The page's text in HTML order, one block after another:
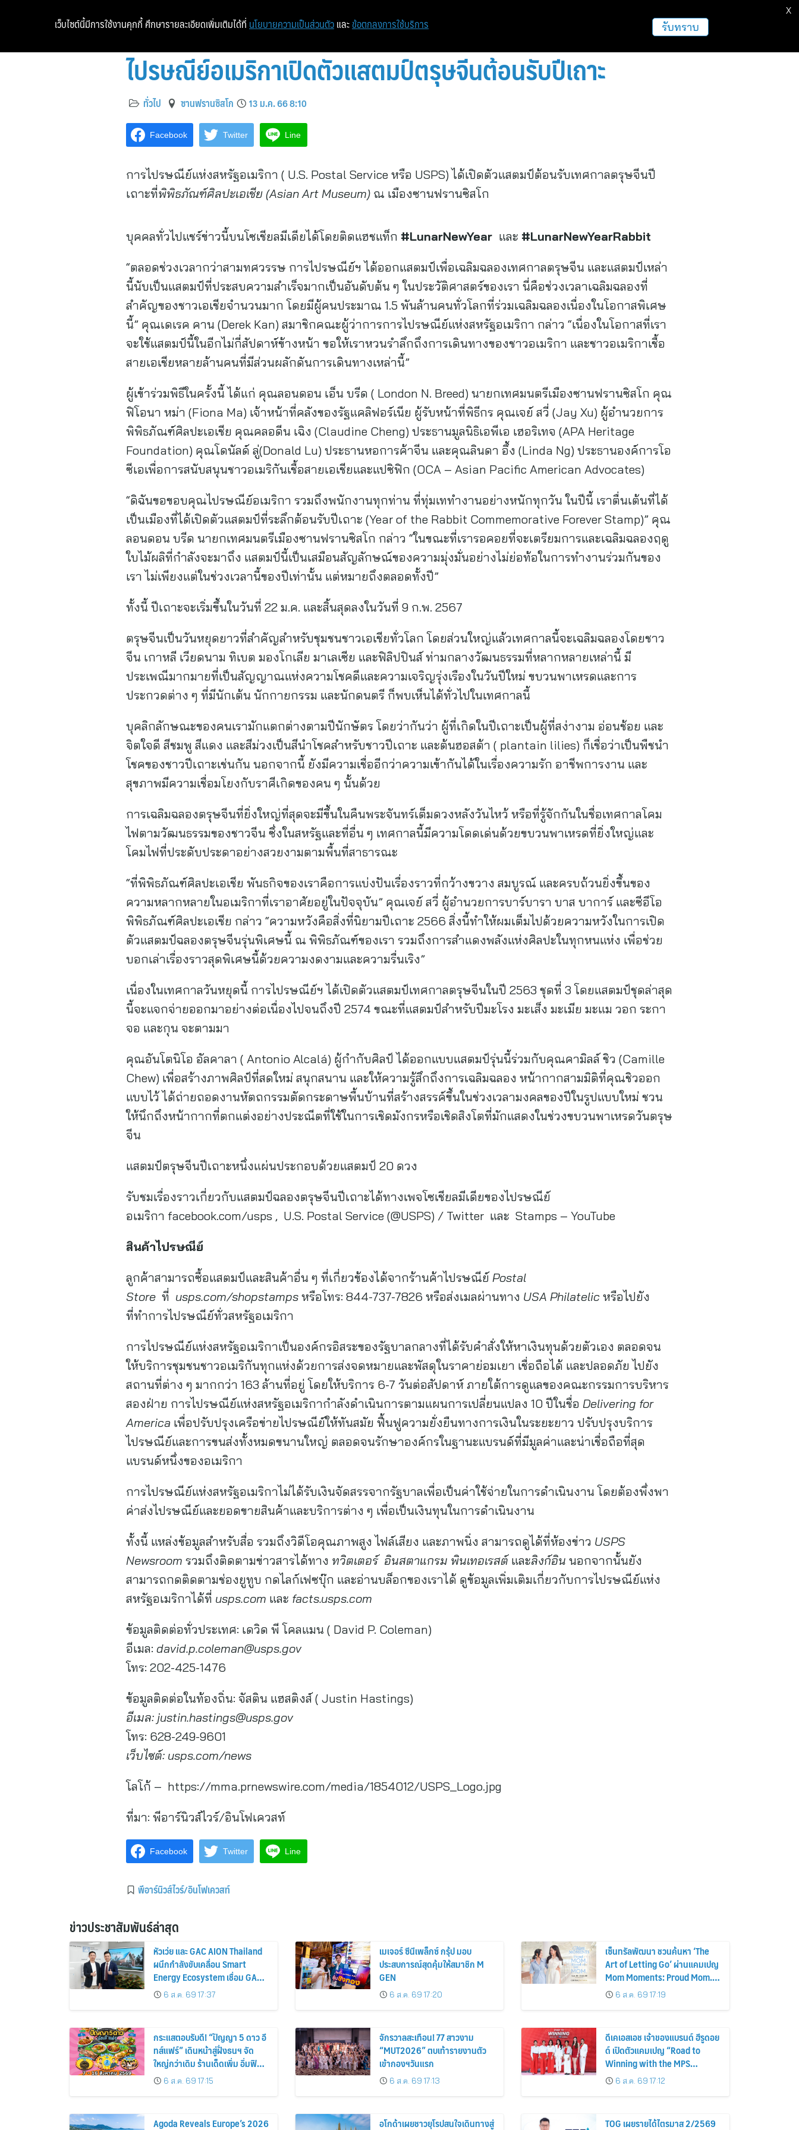
ไปรษณีย์อเมริกาเปิดตัวแสตมป์ตรุษจีนต้อนรับปีเถาะ
ทั่วไป ซานฟรานซิสโก 13 ม.ค. 66 8:10
Facebook Twitter Line
การไปรษณีย์แห่งสหรัฐอเมริกา ( U.S. Postal Service หรือ USPS) ได้เปิดตัวแสตมป์ต้อนรับเทศกาลตรุษจีนปี
เถาะที่พิพิธภัณฑ์ศิลปะเอเชีย (Asian Art Museum) ณ เมืองซานฟรานซิสโก
บุคคลทั่วไปแชร์ข่าวนี้บนโซเชียลมีเดียได้โดยติดแฮชแท็ก #LunarNewYear และ #LunarNewYearRabbit
“ตลอดช่วงเวลากว่าสามทศวรรษ การไปรษณีย์ฯ ได้ออกแสตมป์เพื่อเฉลิมฉลองเทศกาลตรุษจีน และแสตมป์เหล่า
นี้นับเป็นแสตมป์ที่ประสบความสำเร็จมากเป็นอันดับต้น ๆ ในประวัติศาสตร์ของเรา นี่คือช่วงเวลาเฉลิมฉลองที่
สำคัญของชาวเอเชียจำนวนมาก โดยมีผู้คนประมาณ 1.5 พันล้านคนทั่วโลกที่ร่วมเฉลิมฉลองเนื่องในโอกาสพิเศษ
นี้” คุณเดเรค คาน (Derek Kan) สมาชิกคณะผู้ว่าการการไปรษณีย์แห่งสหรัฐอเมริกา กล่าว “เนื่องในโอกาสที่เรา
จะใช้แสตมป์นี้ในอีกไม่กี่สัปดาห์ข้างหน้า ขอให้เราหวนรำลึกถึงการเดินทางของชาวอเมริกา และชาวอเมริกาเชื้อ
สายเอเชียหลายล้านคนที่มีส่วนผลักดันการเดินทางเหล่านี้”
ผู้เข้าร่วมพิธีในครั้งนี้ ได้แก่ คุณลอนดอน เอ็น บรีด ( London N. Breed) นายกเทศมนตรีเมืองซานฟรานซิสโก คุณ
ฟิโอนา หม่า (Fiona Ma) เจ้าหน้าที่คลังของรัฐแคลิฟอร์เนีย ผู้รับหน้าที่พิธีกร คุณเจย์ สวี่ (Jay Xu) ผู้อำนวยการ
พิพิธภัณฑ์ศิลปะเอเชีย คุณคลอดีน เฉิง (Claudine Cheng) ประธานมูลนิธิเอพีเอ เฮอริเทจ (APA Heritage
Foundation) คุณโดนัลด์ ลู่(Donald Lu) ประธานหอการค้าจีน และคุณลินดา อึ้ง (Linda Ng) ประธานองค์การโอ
ซีเอเพื่อการสนับสนุนชาวอเมริกันเชื้อสายเอเชียและแปซิฟิก (OCA – Asian Pacific American Advocates)
“ดิฉันขอขอบคุณไปรษณีย์อเมริกา รวมถึงพนักงานทุกท่าน ที่ทุ่มเททำงานอย่างหนักทุกวัน ในปีนี้ เราตื่นเต้นที่ได้
เป็นเมืองที่ได้เปิดตัวแสตมป์ที่ระลึกต้อนรับปีเถาะ (Year of the Rabbit Commemorative Forever Stamp)” คุณ
ลอนดอน บรีด นายกเทศมนตรีเมืองซานฟรานซิสโก กล่าว “ในขณะที่เรารอคอยที่จะเตรียมการและเฉลิมฉลองฤดู
ใบไม้ผลิที่กำลังจะมาถึง แสตมป์นี้เป็นเสมือนสัญลักษณ์ของความมุ่งมั่นอย่างไม่ย่อท้อในการทำงานร่วมกันของ
เรา ไม่เพียงแต่ในช่วงเวลานี้ของปีเท่านั้น แต่หมายถึงตลอดทั้งปี”
ทั้งนี้ ปีเถาะจะเริ่มขึ้นในวันที่ 22 ม.ค. และสิ้นสุดลงในวันที่ 9 ก.พ. 2567
ตรุษจีนเป็นวันหยุดยาวที่สำคัญสำหรับชุมชนชาวเอเชียทั่วโลก โดยส่วนใหญ่แล้วเทศกาลนี้จะเฉลิมฉลองโดยชาว
จีน เกาหลี เวียดนาม ทิเบต มองโกเลีย มาเลเซีย และฟิลิปปินส์ ท่ามกลางวัฒนธรรมที่หลากหลายเหล่านี้ มี
ประเพณีมากมายที่เป็นสัญญาณแห่งความโชคดีและความเจริญรุ่งเรืองในวันปีใหม่ ขบวนพาเหรดและการ
ประกวดต่าง ๆ ที่มีนักเต้น นักกายกรรม และนักดนตรี ก็พบเห็นได้ทั่วไปในเทศกาลนี้
บุคลิกลักษณะของคนเรามักแตกต่างตามปีนักษัตร โดยว่ากันว่า ผู้ที่เกิดในปีเถาะเป็นผู้ที่สง่างาม อ่อนช้อย และ
จิตใจดี สีชมพู สีแดง และสีม่วงเป็นสีนำโชคสำหรับชาวปีเถาะ และต้นฮอสต้า ( plantain lilies) ก็เชื่อว่าเป็นพืชนำ
โชคของชาวปีเถาะเช่นกัน นอกจากนี้ ยังมีความเชื่ออีกว่าความเข้ากันได้ในเรื่องความรัก อาชีพการงาน และ
สุขภาพมีความเชื่อมโยงกับราศีเกิดของคน ๆ นั้นด้วย
การเฉลิมฉลองตรุษจีนที่ยิ่งใหญ่ที่สุดจะมีขึ้นในคืนพระจันทร์เต็มดวงหลังวันไหว้ หรือที่รู้จักกันในชื่อเทศกาลโคม
ไฟตามวัฒนธรรมของชาวจีน ซึ่งในสหรัฐและที่อื่น ๆ เทศกาลนี้มีความโดดเด่นด้วยขบวนพาเหรดที่ยิ่งใหญ่และ
โคมไฟที่ประดับประดาอย่างสวยงามตามพื้นที่สาธารณะ
“ที่พิพิธภัณฑ์ศิลปะเอเชีย พันธกิจของเราคือการแบ่งปันเรื่องราวที่กว้างขวาง สมบูรณ์ และครบถ้วนยิ่งขึ้นของ
ความหลากหลายในอเมริกาที่เราอาศัยอยู่ในปัจจุบัน” คุณเจย์ สวี่ ผู้อำนวยการบาร์บารา บาส บาการ์ และซีอีโอ
พิพิธภัณฑ์ศิลปะเอเชีย กล่าว “ความหวังคือสิ่งที่นิยามปีเถาะ 2566 สิ่งนี้ทำให้ผมเต็มไปด้วยความหวังในการเปิด
ตัวแสตมป์ฉลองตรุษจีนรุ่นพิเศษนี้ ณ พิพิธภัณฑ์ของเรา รวมถึงการสำแดงพลังแห่งศิลปะในทุกหนแห่ง เพื่อช่วย
บอกเล่าเรื่องราวสุดพิเศษนี้ด้วยความงดงามและความรื่นเริง”
เนื่องในเทศกาลวันหยุดนี้ การไปรษณีย์ฯ ได้เปิดตัวแสตมป์เทศกาลตรุษจีนในปี 2563 ชุดที่ 3 โดยแสตมป์ชุดล่าสุด
นี้จะแจกจ่ายออกมาอย่างต่อเนื่องไปจนถึงปี 2574 ขณะที่แสตมป์สำหรับปีมะโรง มะเส็ง มะเมีย มะแม วอก ระกา
จอ และกุน จะตามมา
คุณอันโตนิโอ อัลคาลา ( Antonio Alcalá) ผู้กำกับศิลป์ ได้ออกแบบแสตมป์รุ่นนี้ร่วมกับคุณคามิลล์ ชิว (Camille
Chew) เพื่อสร้างภาพศิลป์ที่สดใหม่ สนุกสนาน และให้ความรู้สึกถึงการเฉลิมฉลอง หน้ากากสามมิติที่คุณชิวออก
แบบไว้ ได้ถ่ายถอดงานหัตถกรรมตัดกระดาษพื้นบ้านที่สร้างสรรค์ขึ้นในช่วงเวลามงคลของปีในรูปแบบใหม่ ชวน
ให้นึกถึงหน้ากากที่ตกแต่งอย่างประณีตที่ใช้ในการเชิดมังกรหรือเชิดสิงโตที่มักแสดงในช่วงขบวนพาเหรดวันตรุษ
จีน
แสตมป์ตรุษจีนปีเถาะหนึ่งแผ่นประกอบด้วยแสตมป์ 20 ดวง
รับชมเรื่องราวเกี่ยวกับแสตมป์ฉลองตรุษจีนปีเถาะได้ทางเพจโซเชียลมีเดียของไปรษณีย์
อเมริกา facebook.com/usps , U.S. Postal Service (@USPS) / Twitter และ Stamps – YouTube
สินค้าไปรษณีย์
ลูกค้าสามารถซื้อแสตมป์และสินค้าอื่น ๆ ที่เกี่ยวข้องได้จากร้านค้าไปรษณีย์ Postal
Store ที่ usps.com/shopstamps หรือโทร: 844-737-7826 หรือส่งเมลผ่านทาง USA Philatelic หรือไปยัง
ที่ทำการไปรษณีย์ทั่วสหรัฐอเมริกา
การไปรษณีย์แห่งสหรัฐอเมริกาเป็นองค์กรอิสระของรัฐบาลกลางที่ได้รับคำสั่งให้หาเงินทุนด้วยตัวเอง ตลอดจน
ให้บริการชุมชนชาวอเมริกันทุกแห่งด้วยการส่งจดหมายและพัสดุในราคาย่อมเยา เชื่อถือได้ และปลอดภัย ไปยัง
สถานที่ต่าง ๆ มากกว่า 163 ล้านที่อยู่ โดยให้บริการ 6-7 วันต่อสัปดาห์ ภายใต้การดูแลของคณะกรรมการบริหาร
สองฝ่าย การไปรษณีย์แห่งสหรัฐอเมริกากำลังดำเนินการตามแผนการเปลี่ยนแปลง 10 ปีในชื่อ Delivering for
America เพื่อปรับปรุงเครือข่ายไปรษณีย์ให้ทันสมัย ฟื้นฟูความยั่งยืนทางการเงินในระยะยาว ปรับปรุงบริการ
ไปรษณีย์และการขนส่งทั้งหมดขนานใหญ่ ตลอดจนรักษาองค์กรในฐานะแบรนด์ที่มีมูลค่าและน่าเชื่อถือที่สุด
แบรนด์หนึ่งของอเมริกา
การไปรษณีย์แห่งสหรัฐอเมริกาไม่ได้รับเงินจัดสรรจากรัฐบาลเพื่อเป็นค่าใช้จ่ายในการดำเนินงาน โดยต้องพึ่งพา
ค่าส่งไปรษณีย์และยอดขายสินค้าและบริการต่าง ๆ เพื่อเป็นเงินทุนในการดำเนินงาน
ทั้งนี้ แหล่งข้อมูลสำหรับสื่อ รวมถึงวิดีโอคุณภาพสูง ไฟล์เสียง และภาพนิ่ง สามารถดูได้ที่ห้องข่าว USPS
Newsroom รวมถึงติดตามข่าวสารได้ทาง ทวิตเตอร์ อินสตาแกรม พินเทอเรสต์และลิงก์อิน นอกจากนั้นยัง
สามารถกดติดตามช่องยูทูบ กดไลก์เฟซบุ๊ก และอ่านบล็อกของเราได้ ดูข้อมูลเพิ่มเติมเกี่ยวกับการไปรษณีย์แห่ง
สหรัฐอเมริกาได้ที่ usps.com และ facts.usps.com
ข้อมูลติดต่อทั่วประเทศ: เดวิด พี โคลแมน ( David P. Coleman)
อีเมล: david.p.coleman@usps.gov
โทร: 202-425-1476
ข้อมูลติดต่อในท้องถิ่น: จัสติน แฮสติงส์ ( Justin Hastings)
อีเมล: justin.hastings@usps.gov
โทร: 628-249-9601
เว็บไซต์: usps.com/news
โลโก้ – https://mma.prnewswire.com/media/1854012/USPS_Logo.jpg
ที่มา: พีอาร์นิวส์ไวร์/อินโฟเควสท์
Facebook Twitter Line
พีอาร์นิวส์ไวร์/อินโฟเควสท์
ข่าวประชาสัมพันธ์ล่าสุด
หัวเว่ย และ GAC AION Thailand
ผนึกกำลังขับเคลื่อน Smart
Energy Ecosystem เชื่อม GAC
GN8 PHEV รถยนต์ MPV ระดับ
พรีเมียม เข้ากับพลังงานแสง
6 ส.ค. 69 17:37
เมเจอร์ ซีนีเพล็กซ์ กรุ้ป มอบ
ประสบการณ์สุดคุ้มให้สมาชิก M
GEN
6 ส.ค. 69 17:20
เซ็นทรัลพัฒนา ชวนค้นหา ‘The
Art of Letting Go’ ผ่านแคมเปญ
Mom Moments: Proud Mom.
Proud of My Mom.
6 ส.ค. 69 17:19
กระแสตอบรับดี! “ปัญญา 5 ดาว อี
ทส์แฟร์” เดินหน้าสู่ฝั่งธนฯ จัด
ใหญ่กว่าเดิม ร้านเด็ดเพิ่ม อิ่มฟิน
10 วันเต็ม!
6 ส.ค. 69 17:15
จักรวาลสะเทือน! 77 สาวงาม
“MUT2026” ตบเท้ารายงานตัว
เข้ากองฯวันแรก
6 ส.ค. 69 17:13
ดีเคเอสเอช เจ้าของแบรนด์ ฮีรูดอย
ด์ เปิดตัวแคมเปญ “Road to
Winning with the MPS
Science”
6 ส.ค. 69 17:12
Agoda Reveals Europe’s 2026
อโกด้าเผยชาวยุโรปสนใจเดินทางสู่
TOG เผยรายได้ไตรมาส 2/2569
เว็บไซต์นี้มีการใช้งานคุกกี้ ศึกษารายละเอียดเพิ่มเติมได้ที่ นโยบายความเป็นส่วนตัว และ ข้อตกลงการใช้บริการ รับทราบ
X